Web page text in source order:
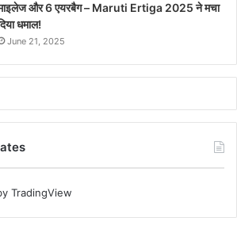
और 6 एयरबैग – Maruti Ertiga 2025 ने मचा
धमाल!
June 21, 2025
TradingView